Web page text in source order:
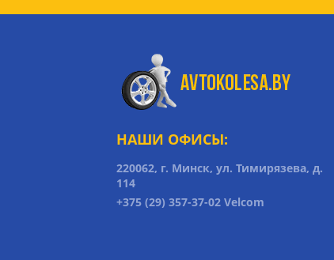
НАШИ ОФИСЫ:
220062, г. Минск, ул. Тимирязева, д.
114
+375 (29) 357-37-02 Velcom